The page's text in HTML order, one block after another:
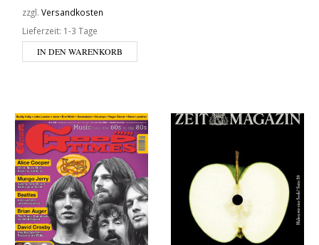
zzgl. Versandkosten
Lieferzeit: 1-3 Tage
IN DEN WARENKORB